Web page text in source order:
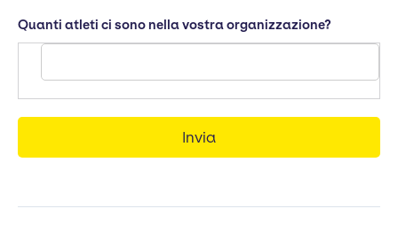
Quanti atleti ci sono nella vostra organizzazione?